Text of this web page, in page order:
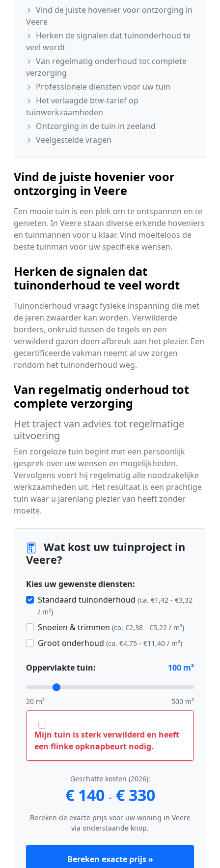
Vind de juiste hovenier voor ontzorging in
Veere
Herken de signalen dat tuinonderhoud te
veel wordt
Van regelmatig onderhoud tot complete
verzorging
Professionele diensten voor uw tuin
Het verlaagde btw-tarief op
tuinwerkzaamheden
Ontzorging in de tuin in zeeland
Veelgestelde vragen
Vind de juiste hovenier voor
ontzorging in Veere
Een mooie tuin is een plek om te ontspannen en te
genieten. In Veere staan diverse erkende hoveniers
en tuinmannen voor u klaar. Vind moeiteloos de
beste tuinman voor uw specifieke wensen.
Herken de signalen dat
tuinonderhoud te veel wordt
Tuinonderhoud vraagt fysieke inspanning die met
de jaren zwaarder kan worden. Verwilderde
borders, onkruid tussen de tegels en een
verwilderd gazon doen afbreuk aan het plezier. Een
gecertificeerde vakman neemt al uw zorgen
rondom het tuinonderhoud weg.
Van regelmatig onderhoud tot
complete verzorging
Het traject van advies tot regelmatige
uitvoering
Een zorgeloze tuin begint met een persoonlijk
gesprek over uw wensen en mogelijkheden.
Vervolgens voert hij regelmatig alle noodzakelijke
werkzaamheden uit. Het resultaat is een prachtige
tuin waar u jarenlang plezier van heeft zonder
moeite.
Wat kost uw tuinproject in
Veere?
Kies uw gewenste diensten:
Standaard tuinonderhoud (ca. €1,42 - €3,32
/ m²)
Snoeien & trimmen (ca. €2,38 - €5,22 / m²)
Groot onderhoud (ca. €4,75 - €11,40 / m²)
Oppervlakte tuin: 100 m²
20 m² 500 m²
Mijn tuin is sterk verwilderd en heeft
een flinke opknapbeurt nodig.
Geschatte kosten (2026):
€ 140 - € 330
Bereken de exacte prijs voor uw woning in Veere
via onderstaande knop.
Bereken exacte prijs »